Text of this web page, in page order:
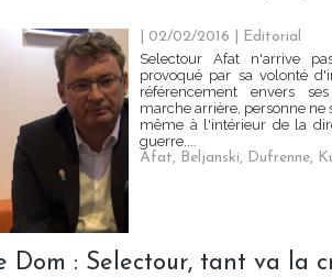
| 02/02/2016
Editorial
Selectour Afat n'arrive
provoqué par sa volonté
référencement envers
marche arrière, personne ne
même à l'intérieur de la
guerre....
Afat, Beljanski, Dufrenne,
Dom : Selectour, tant va la